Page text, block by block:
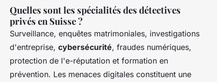
Quelles sont les spécialités des détectives
privés en Suisse ?
Surveillance, enquêtes matrimoniales, investigations
d'entreprise, cybersécurité, fraudes numériques,
protection de l'e-réputation et formation en
prévention. Les menaces digitales constituent une